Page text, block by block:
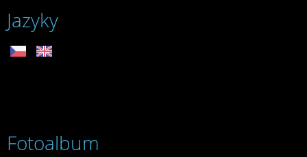
Jazyky
Fotoalbum